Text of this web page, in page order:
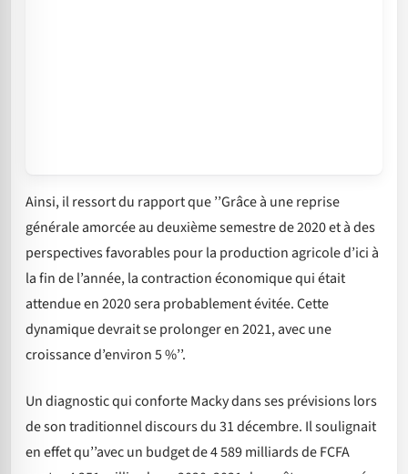
Ainsi, il ressort du rapport que ’’Grâce à une reprise
générale amorcée au deuxième semestre de 2020 et à des
perspectives favorables pour la production agricole d’ici à
la fin de l’année, la contraction économique qui était
attendue en 2020 sera probablement évitée. Cette
dynamique devrait se prolonger en 2021, avec une
croissance d’environ 5 %’’.
Un diagnostic qui conforte Macky dans ses prévisions lors
de son traditionnel discours du 31 décembre. Il soulignait
en effet qu’’avec un budget de 4 589 milliards de FCFA